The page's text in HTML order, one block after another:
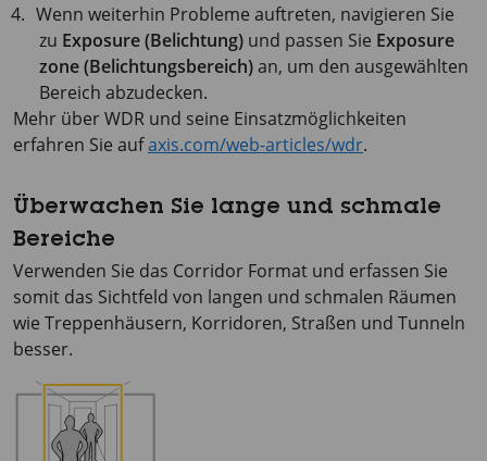
Wenn weiterhin Probleme auftreten, navigieren Sie
zu Exposure (Belichtung) und passen Sie Exposure
zone (Belichtungsbereich)an, um den ausgewählten
Bereich abzudecken.
Mehr über WDR und seine Einsatzmöglichkeiten
erfahren Sie aufaxis.com/web-articles/wdr.
Überwachen Sie lange und schmale
Bereiche
Verwenden Sie das Corridor Format und erfassen Sie
somit das Sichtfeld von langen und schmalen Räumen
wie Treppenhäusern, Korridoren, Straßen und Tunneln
besser.